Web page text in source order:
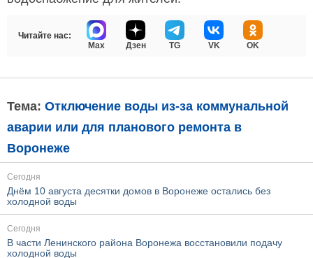
Читайте нас:
Max
Дзен TG VK OK
Тема: Отключение воды из-за коммунальной
аварии или для планового ремонта в
Воронеже
Сегодня
Днём 10 августа десятки домов в Воронеже остались без
холодной воды
Сегодня
В части Ленинского района Воронежа восстановили подачу
холодной воды